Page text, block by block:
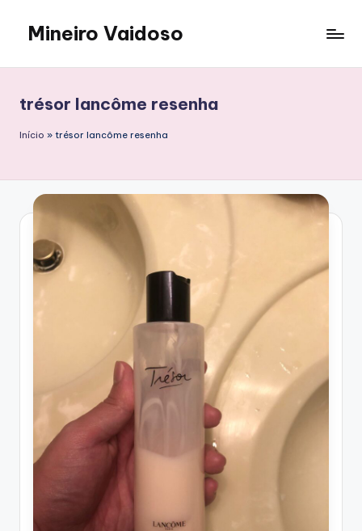
content
Mineiro Vaidoso
Autocuidado
e
Resenhas
trésor lancôme resenha
Início » trésor lancôme resenha